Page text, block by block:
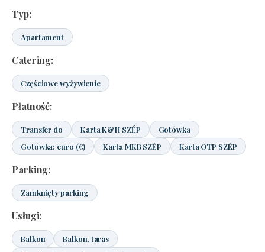
Typ:
Apartament
Catering:
Częściowe wyżywienie
Płatność:
Transfer do Karta K&H SZÉP
Gotówka
Gotówka: euro (€)
Karta MKB SZÉP Karta OTP SZÉP
Parking:
Zamknięty parking
Usługi:
Balkon
Balkon, taras